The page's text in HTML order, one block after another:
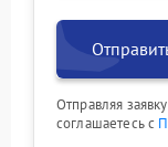
Отправляя
соглашаетесь с